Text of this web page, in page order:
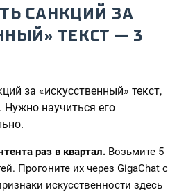
САНКЦИЙ ЗА
ТЕКСТ — 3
за «искусственный» текст,
научиться его
раз в квартал. Возьмите 5
Прогоните их через GigaChat с
искусственности здесь